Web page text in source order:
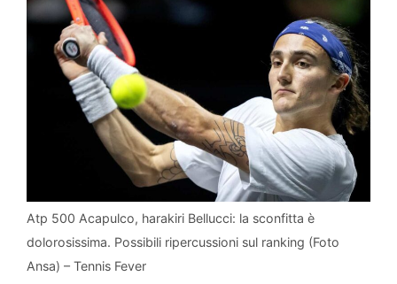
Atp 500 Acapulco, harakiri Bellucci: la sconfitta è
dolorosissima. Possibili ripercussioni sul ranking (Foto
Ansa) – Tennis Fever